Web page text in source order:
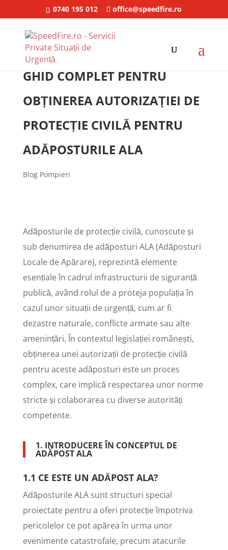
0740 195 012 office@speedfire.ro
GHID COMPLET PENTRU
OBȚINEREA AUTORIZAȚIEI DE
PROTECȚIE CIVILĂ PENTRU
ADĂPOSTURILE ALA
Blog Pompieri
Adăposturile de protecție civilă, cunoscute și
sub denumirea de adăposturi ALA (Adăposturi
Locale de Apărare), reprezintă elemente
esențiale în cadrul infrastructurii de siguranță
publică, având rolul de a proteja populația în
cazul unor situații de urgență, cum ar fi
dezastre naturale, conflicte armate sau alte
amenințări. În contextul legislației românești,
obținerea unei autorizații de protecție civilă
pentru aceste adăposturi este un proces
complex, care implică respectarea unor norme
stricte și colaborarea cu diverse autorități
competente.
1. INTRODUCERE ÎN CONCEPTUL DE
ADĂPOST ALA
1.1 CE ESTE UN ADĂPOST ALA?
Adăposturile ALA sunt structuri special
proiectate pentru a oferi protecție împotriva
pericolelor ce pot apărea în urma unor
evenimente catastrofale, precum atacurile